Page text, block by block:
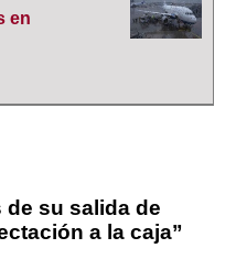
en
de su salida de
a la caja”